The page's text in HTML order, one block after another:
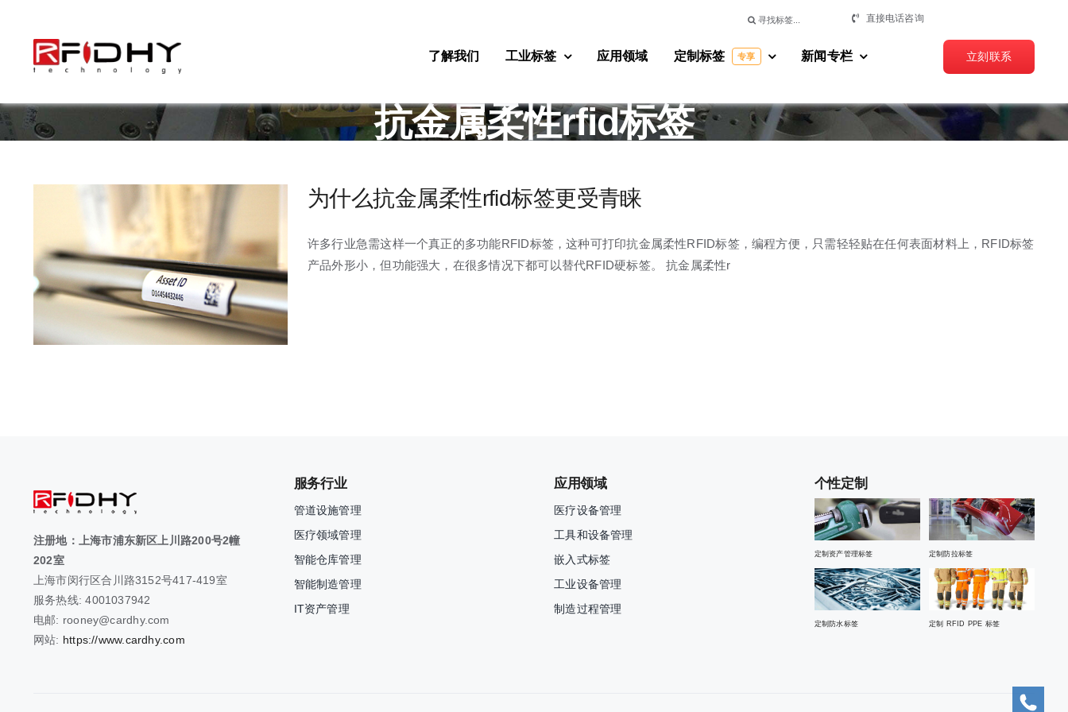
搜
直接电话咨询
了解我们 工业标签 应用领域 定制标签 专享 新闻专栏 立刻联系
抗金属柔性rfid标签
为什么抗金属柔性rfid标签更受青睐
许多行业急需这样一个真正的多功能RFID标签，这种可打印抗金属柔性RFID标签，编程方便，只需轻轻贴在任何表面材料上，RFID标签
产品外形小，但功能强大，在很多情况下都可以替代RFID硬标签。 抗金属柔性r
注册地：上海市浦东新区上川路200号2幢
202室
上海市闵行区合川路3152号417-419室
服务热线: 4001037942
电邮: rooney@cardhy.com
网站: https://www.cardhy.com
服务行业
管道设施管理
医疗领域管理
智能仓库管理
智能制造管理
IT资产管理
应用领域
医疗设备管理
工具和设备管理
嵌入式标签
工业设备管理
制造过程管理
个性定制
定制资产管理标签
定制防水标签
定制防拉标签
定制 RFID PPE 标签